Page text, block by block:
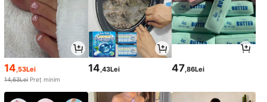
14 ,53Lei
14,63Lei Preț minim
14 ,43Lei 47 ,86Lei